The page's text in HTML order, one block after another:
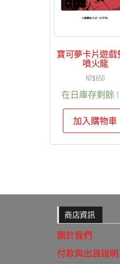
寶可夢卡片遊戲
噴火龍
NT$650
在日庫存剩餘 1
加入購物車
商店資訊
關於我們
付款與出貨說明